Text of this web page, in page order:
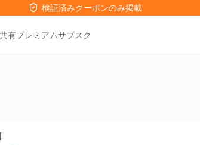
検証済みクーポンのみ掲載
共有プレミアムサブスク